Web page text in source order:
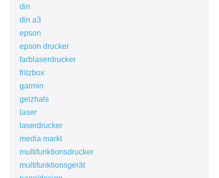
din
din a3
epson
epson drucker
farblaserdrucker
fritzbox
garmin
geizhals
laser
laserdrucker
media markt
multifunktionsdrucker
multifunktionsgerät